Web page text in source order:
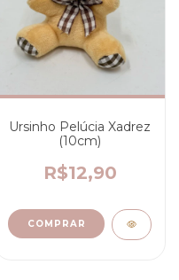
Ursinho Pelúcia Xadrez
(10cm)
R$12,90